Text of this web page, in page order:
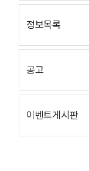
정보목록
공고
이벤트게시판